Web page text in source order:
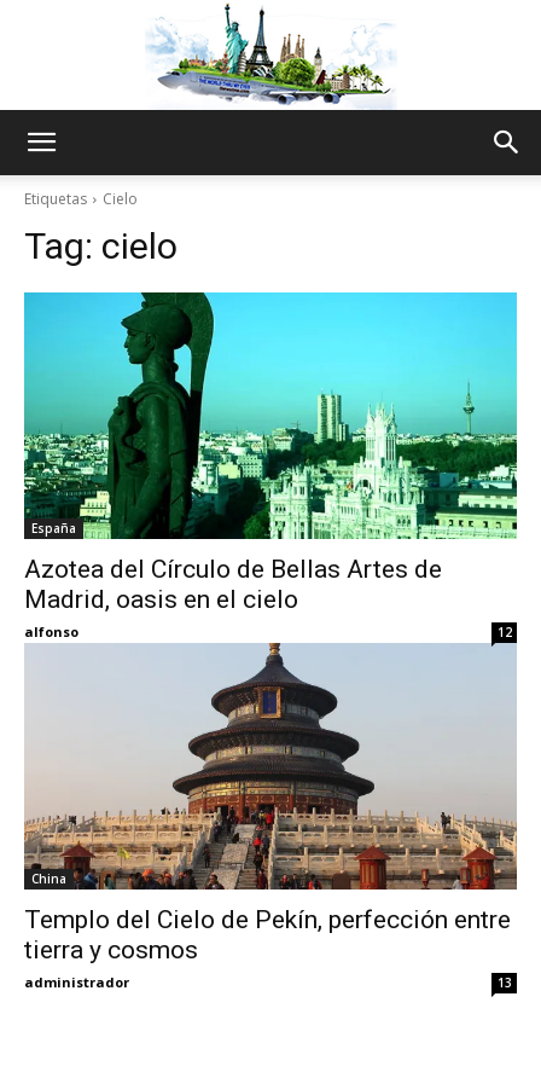
My
Eyes
Etiquetas Cielo
Tag: cielo
España
Azotea del Círculo de Bellas Artes de
Madrid, oasis en el cielo
alfonso 12
China
Templo del Cielo de Pekín, perfección entre
tierra y cosmos
administrador 13